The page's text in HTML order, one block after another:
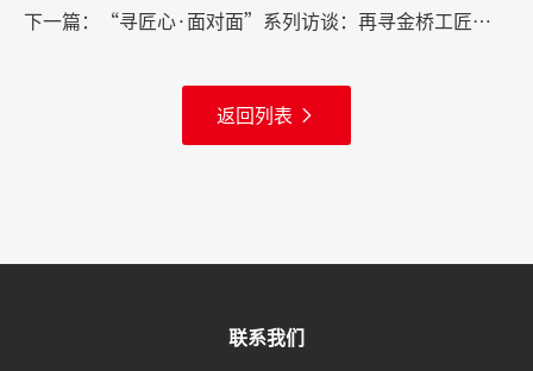
下一篇：
“寻匠心·面对面”系列访谈：再寻金桥工匠精神！
返回列表
联系我们